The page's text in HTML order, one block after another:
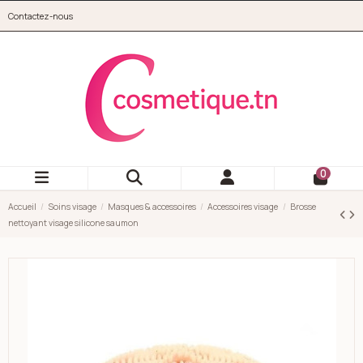
Contactez-nous
0
Accueil Soins visage Masques & accessoires Accessoires visage
Brosse
nettoyant visage silicone saumon